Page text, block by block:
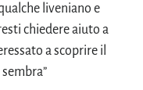
liveniano e
chiedere aiuto a
a scoprire il